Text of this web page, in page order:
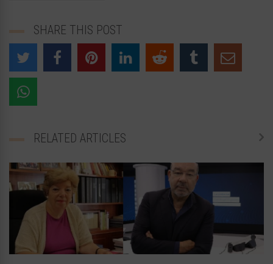
SHARE THIS POST
RELATED ARTICLES